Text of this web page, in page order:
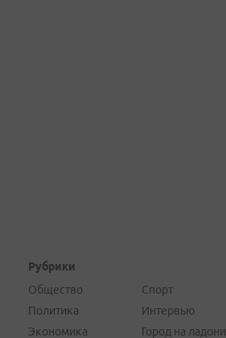
Рубрики
Общество
Политика
Экономика
Спорт
Интервью
Город на ладони